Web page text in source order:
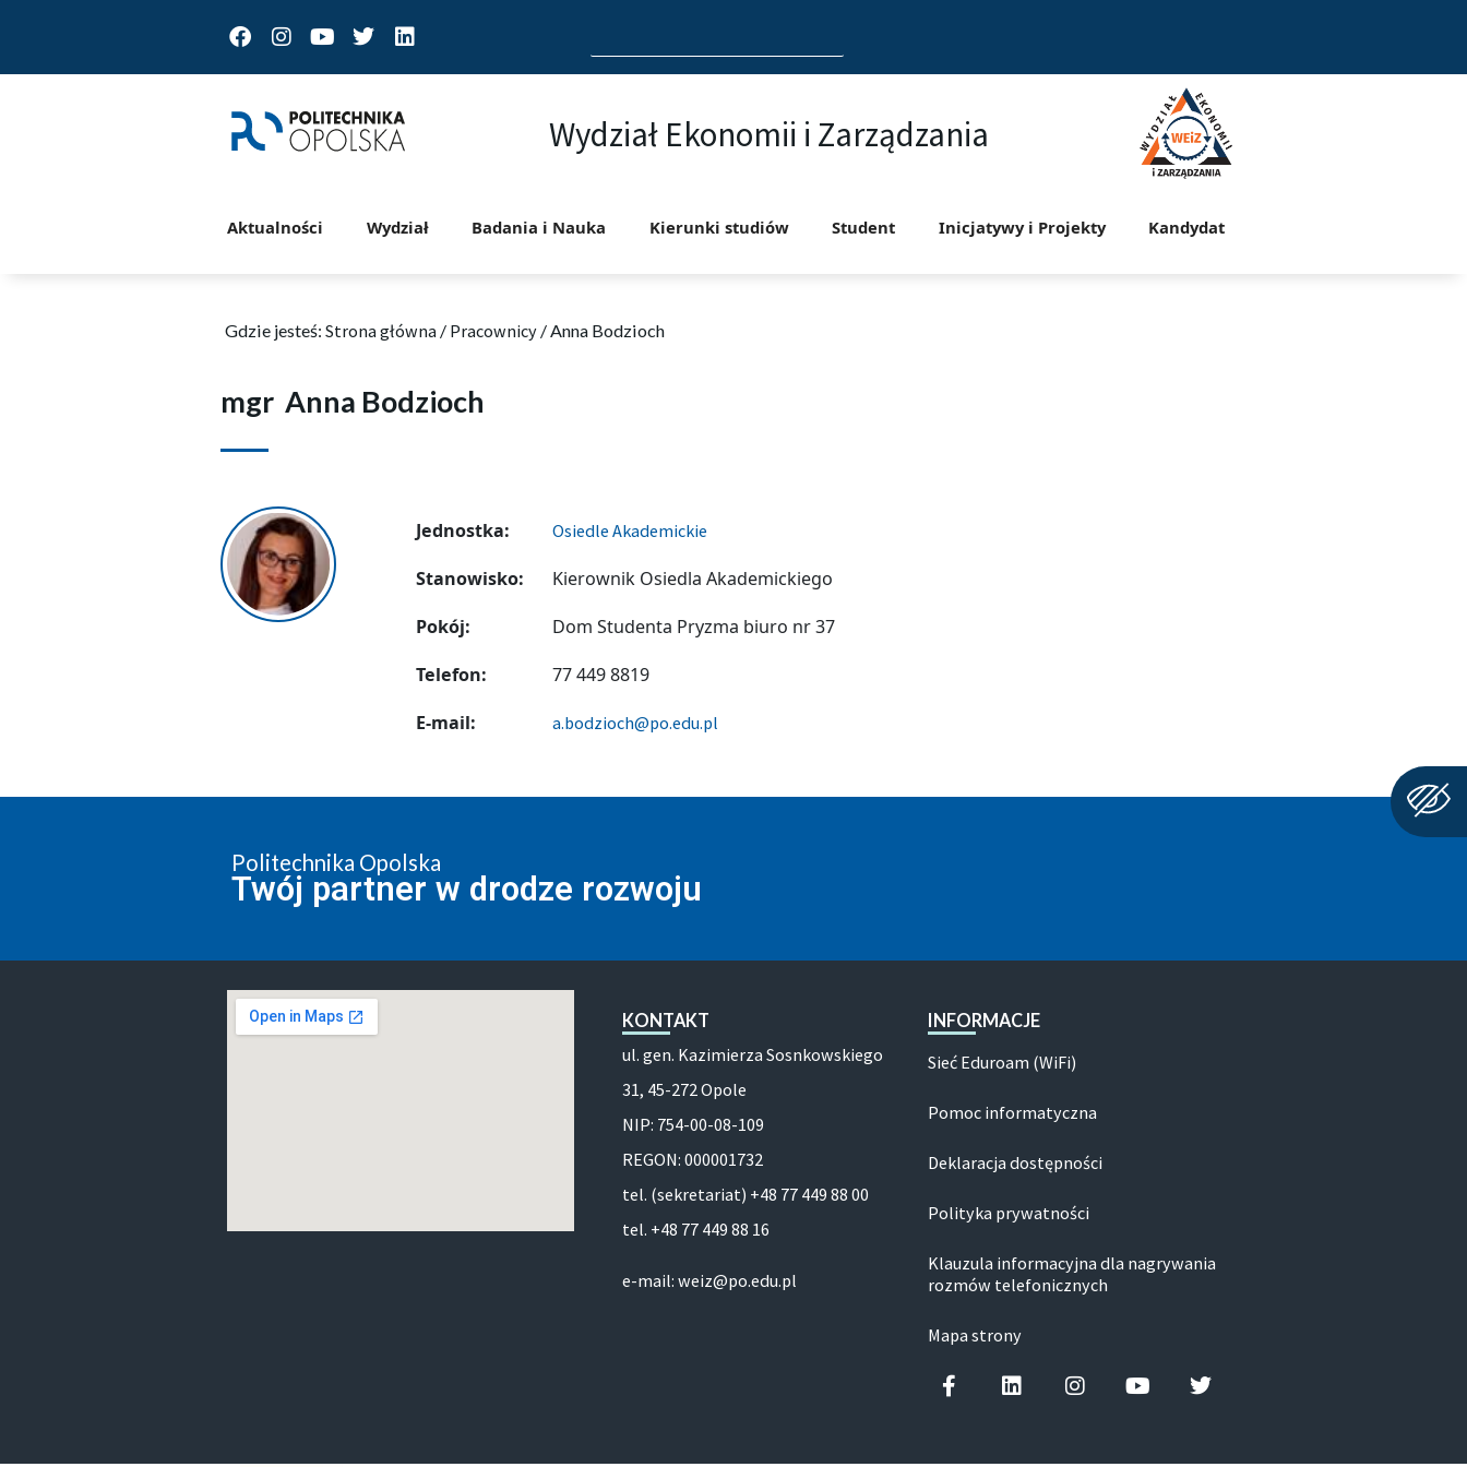
FacebookInstagram
Youtube
TwitterLinkedin
for:
Wydział Ekonomii i Zarządzania
Aktualności Wydział Badania i Nauka Kierunki studiów Student Inicjatywy i Projekty Kandydat
Gdzie jesteś: Strona główna / Pracownicy/Anna Bodzioch
mgr Anna Bodzioch
Jednostka: Osiedle Akademickie
Stanowisko:
Kierownik Osiedla Akademickiego
Pokój:
Dom Studenta Pryzma biuro nr 37
Telefon:
77 449 8819
E-mail:
a.bodzioch@po.edu.pl
Politechnika Opolska
Twój partner w drodze rozwoju
KONTAKT
ul. gen. Kazimierza Sosnkowskiego
31, 45-272 Opole
NIP: 754-00-08-109
REGON: 000001732
tel. (sekretariat) +48 77 449 88 00
tel. +48 77 449 88 16
e-mail: weiz@po.edu.pl
INFORMACJE
Sieć Eduroam (WiFi)
Pomoc informatyczna
Deklaracja dostępności
Polityka prywatności
Klauzula informacyjna dla nagrywania
rozmów telefonicznych
Mapa strony
Facebook-fLinkedinInstagramYoutubeTwitter